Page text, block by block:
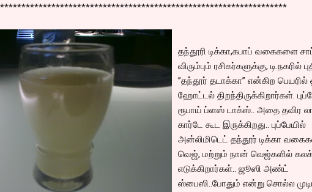
தந்தூரி டிக்கா,கபாப் வகைகளை
விரும்பும் ரசிகர்களுக்கு, டி.நகரில்
”தந்தூர் தடாக்கா” என்கிற பெயரில்
ஹோட்டல் திறந்திருக்கிறார்கள்.
ரூபாய் ப்ளஸ் டாக்ஸ்.. அதை தவிர
கார்டே கூட இருக்கிறது.. புப்பேயில்
அன்லிமிடெட் தந்தூர் டிக்கா
வெஜ், மற்றும் நான் வெஜ்களில்
எடுக்கிறார்கள்.. ஜூஸி அண்ட்
ஸ்பைஸி..போதும் என்று சொல்ல